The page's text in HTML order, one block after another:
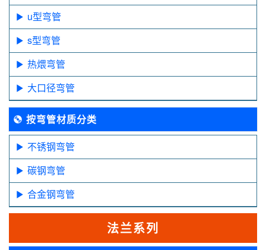
u型弯管
s型弯管
热煨弯管
大口径弯管
按弯管材质分类
不锈钢弯管
碳钢弯管
合金钢弯管
法兰系列